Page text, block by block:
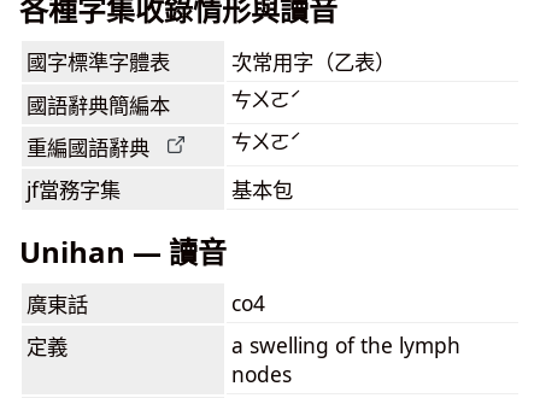
各種字集收錄情形與讀音
國字標準字體表 次常用字（乙表）
國語辭典簡編本 ㄘㄨㄛˊ
重編國語辭典 ㄘㄨㄛˊ
jf當務字集 基本包
Unihan — 讀音
廣東話
co4
定義
a swelling of the lymph
nodes